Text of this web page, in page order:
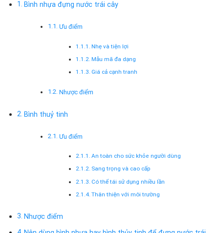
Bình nhựa đựng nước trái cây
Ưu điểm
Nhẹ và tiện lợi
Mẫu mã đa dạng
Giá cả cạnh tranh
Nhược điểm
Bình thuỷ tinh
Ưu điểm
An toàn cho sức khỏe người dùng
Sang trọng và cao cấp
Có thể tái sử dụng nhiều lần
Thân thiện với môi trường
Nhược điểm